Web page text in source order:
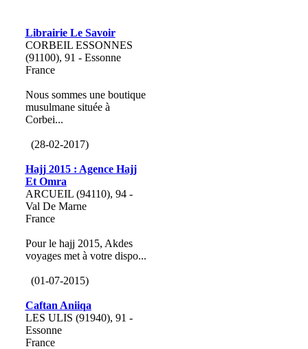
Librairie Le Savoir
CORBEIL ESSONNES
(91100), 91 - Essonne
France
Nous sommes une boutique
musulmane située à
Corbei...
(28-02-2017)
Hajj 2015 : Agence Hajj
Et Omra
ARCUEIL (94110), 94 -
Val De Marne
France
Pour le hajj 2015, Akdes
voyages met à votre dispo...
(01-07-2015)
Caftan Aniiqa
LES ULIS (91940), 91 -
Essonne
France